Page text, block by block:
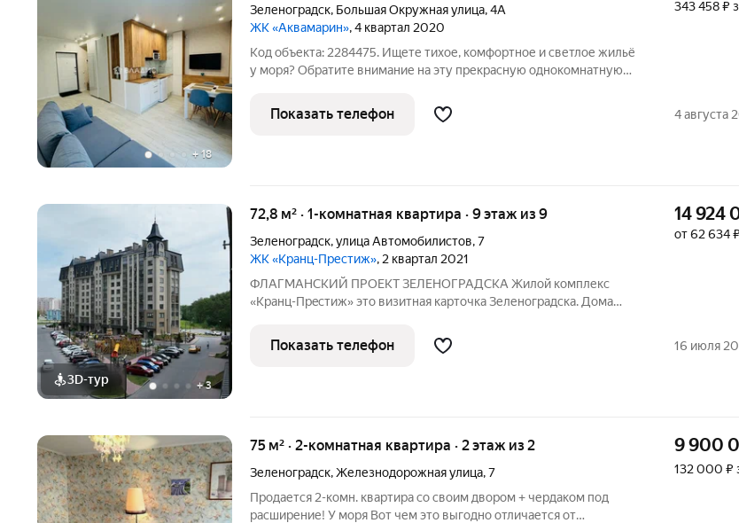
+ 18
Зеленоградск, Большая Окружная улица,4А
ЖК «Аквамарин», 4 квартал 2020
Код объекта: 2284475. Ищете тихое, комфортное и светлое жильё
у моря? Обратите внимание на эту прекрасную однокомнатную
Ключевые детали: - Этаж: 3 из 9 - Тип дома:
343 458 ₽
Показать телефон 4 августа
3D-тур +3
72,8 м² · 1-комнатная квартира · 9 этаж из 9
Зеленоградск,улица Автомобилистов,7
ЖК «Кранц-Престиж», 2 квартал 2021
ФЛАГМАНСКИЙ ПРОЕКТ ЗЕЛЕНОГРАДСКА Жилoй кoмплекc
«Крaнц-Пpeстиж» это визитная карточка Зеленоградска. Дома
квapтиpax, благоуcтpoeннoй пpидoмoвoй тepриторией.
Новостройка располагается в
14 924
от 62 634
Показать телефон 16 июля
75 м² · 2-комнатная квартира · 2 этаж из 2
Зеленоградск,Железнодорожная улица,7
Продается 2-комн. квартира со своим двором + чердаком под
расширение! У моря Вот чем это выгодно отличается от
9 900
132 000 ₽